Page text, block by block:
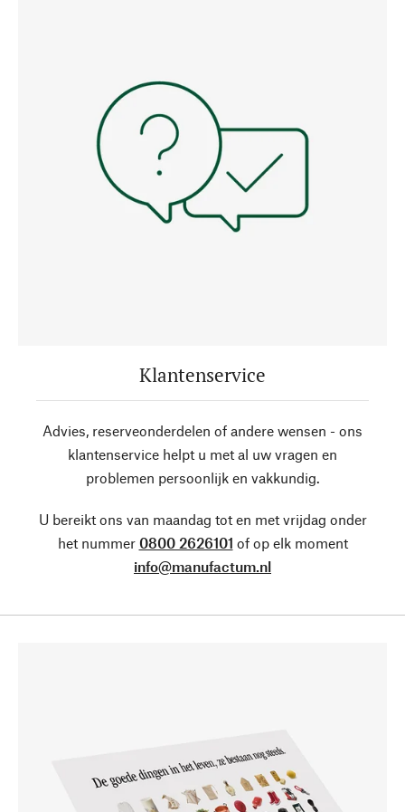
Klantenservice
Advies, reserveonderdelen of andere wensen - ons
klantenservice helpt u met al uw vragen en
problemen persoonlijk en vakkundig.
U bereikt ons van maandag tot en met vrijdag onder
het nummer 0800 2626101 of op elk moment
info@manufactum.nl